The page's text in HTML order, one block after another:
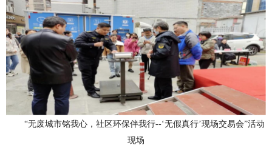
“无废城市铭我心，社区环保伴我行--‘无假真行’现场交易会”活动
现场